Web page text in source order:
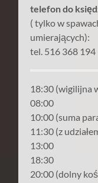
telefon do
( tylko w
umierających):
tel. 516 368 194
18:30 (wigilijna
08:00
10:00 (suma
11:30 (z
13:00
18:30
20:00 (dolny